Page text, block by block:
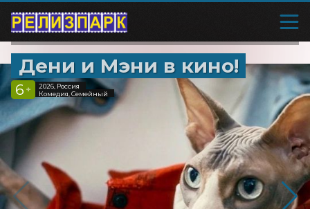
Дени и Мэни в кино!
6 +
2026, Россия
Комедия, Семейный